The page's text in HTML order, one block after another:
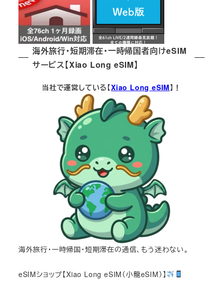
海外旅行・短期滞在・一時帰国者向けeSIM
サービス【Xiao Long eSIM】
当社で運営している【Xiao Long eSIM】！
海外旅行・一時帰国・短期滞在の通信、もう迷わない。
eSIMショップ【Xiao Long eSIM（小龍eSIM）】